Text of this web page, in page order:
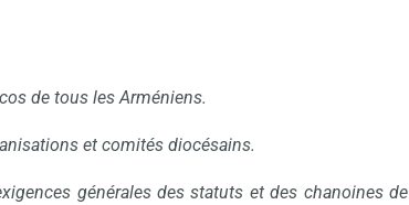
de tous les Arméniens.
et comités diocésains.
générales des statuts et des chanoines de